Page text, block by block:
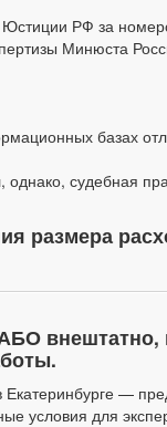
РФ за
Минюста
базах
судебная
размера
—
условия для